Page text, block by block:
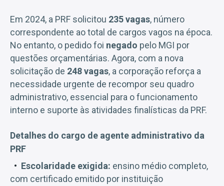
Em 2024, a PRF solicitou 235 vagas, número
correspondente ao total de cargos vagos na época.
No entanto, o pedido foi negado pelo MGI por
questões orçamentárias. Agora, com a nova
solicitação de 248 vagas, a corporação reforça a
necessidade urgente de recompor seu quadro
administrativo, essencial para o funcionamento
interno e suporte às atividades finalísticas da PRF.
Detalhes do cargo de agente administrativo da
PRF
Escolaridade exigida: ensino médio completo,
com certificado emitido por instituição